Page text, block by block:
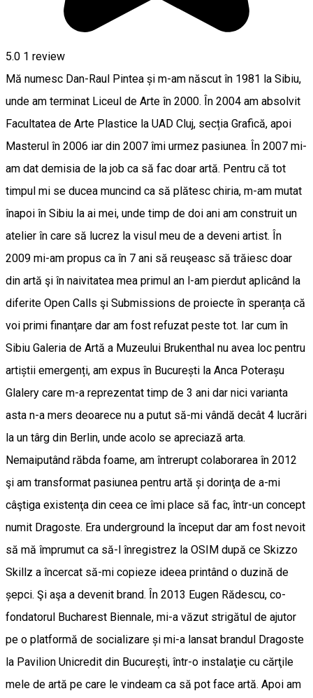
5.0 1 review
Mă numesc Dan-Raul Pintea și m-am născut în 1981 la Sibiu,
unde am terminat Liceul de Arte în 2000. În 2004 am absolvit
Facultatea de Arte Plastice la UAD Cluj, secția Grafică, apoi
Masterul în 2006 iar din 2007 îmi urmez pasiunea. În 2007 mi-
am dat demisia de la job ca să fac doar artă. Pentru că tot
timpul mi se ducea muncind ca să plătesc chiria, m-am mutat
înapoi în Sibiu la ai mei, unde timp de doi ani am construit un
atelier în care să lucrez la visul meu de a deveni artist. În
2009 mi-am propus ca în 7 ani să reuşeasc să trăiesc doar
din artă şi în naivitatea mea primul an l-am pierdut aplicând la
diferite Open Calls şi Submissions de proiecte în speranța că
voi primi finanţare dar am fost refuzat peste tot. Iar cum în
Sibiu Galeria de Artă a Muzeului Brukenthal nu avea loc pentru
artiștii emergenți, am expus în București la Anca Poterașu
Glalery care m-a reprezentat timp de 3 ani dar nici varianta
asta n-a mers deoarece nu a putut să-mi vândă decât 4 lucrări
la un târg din Berlin, unde acolo se apreciază arta.
Nemaiputând răbda foame, am întrerupt colaborarea în 2012
şi am transformat pasiunea pentru artă și dorinţa de a-mi
câştiga existenţa din ceea ce îmi place să fac, într-un concept
numit Dragoste. Era underground la început dar am fost nevoit
să mă împrumut ca să-l înregistrez la OSIM după ce Skizzo
Skillz a încercat să-mi copieze ideea printând o duzină de
șepci. Şi aşa a devenit brand. În 2013 Eugen Rădescu, co-
fondatorul Bucharest Biennale, mi-a văzut strigătul de ajutor
pe o platformă de socializare și mi-a lansat brandul Dragoste
la Pavilion Unicredit din București, într-o instalaţie cu cărţile
mele de artă pe care le vindeam ca să pot face artă. Apoi am